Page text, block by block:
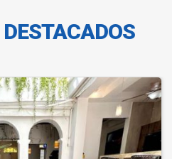
DESTACADOS